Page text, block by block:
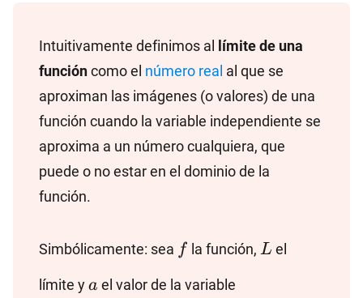
Intuitivamente definimos al
límite de una
funcióncomo el número real al que se
aproximan las imágenes (o valores) de una
función cuando la variable independiente se
aproxima a un número cualquiera, que
puede o no estar en el dominio de la
función.
Simbólicamente: sea ff la función, L
Lel
límite y a
a el valor de la variable